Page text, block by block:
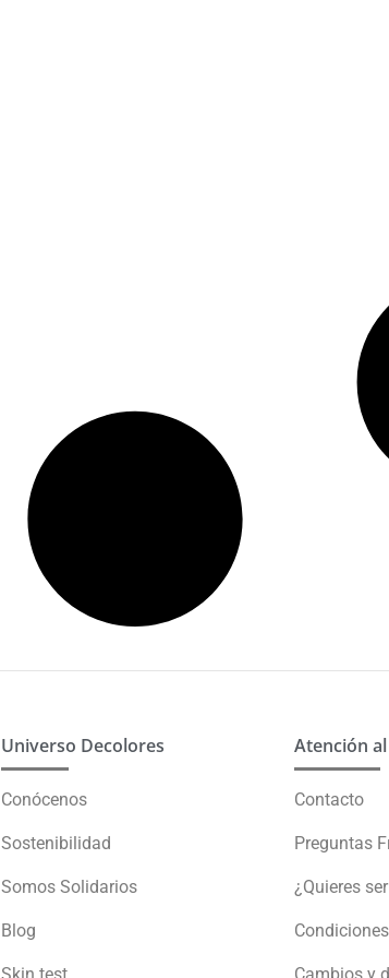
Universo Decolores
Conócenos
Sostenibilidad
Somos Solidarios
Blog
Skin test
Atención
Contacto
Preguntas
¿Quieres
Cambios y